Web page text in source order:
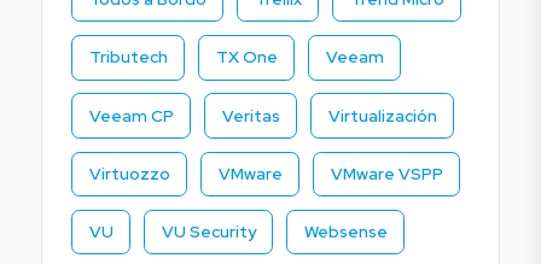
Tributech TX One Veeam
Veeam CP Veritas Virtualización
Virtuozzo VMware VMware VSPP
VU VU Security Websense